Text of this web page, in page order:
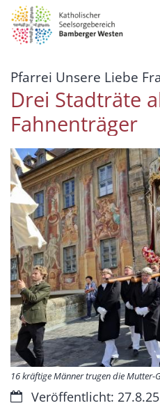
Zum Inhalt springen
Pfarrei Unsere Liebe
Drei Stadträte
Fahnenträger
16 kräftige Männer trugen die Mutter-
Datum:Veröffentlicht: 27.8.25